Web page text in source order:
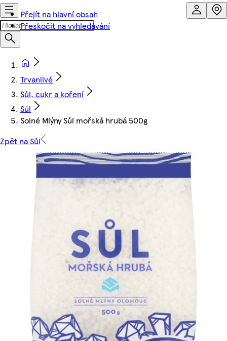
Přejít na hlavní obsah
Přeskočit na vyhledávání
Trvanlivé
Sůl, cukr a koření
Sůl
Solné Mlýny Sůl mořská hrubá 500g
Zpět na Sůl